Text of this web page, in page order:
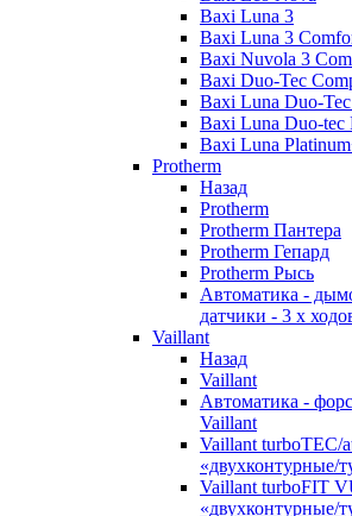
Baxi Luna 3
Baxi Luna 3
Baxi Nuvola 3
Baxi Duo-Tec
Baxi Luna Duo-
Baxi Luna Duo-tec
Baxi Luna
Protherm
Назад
Protherm
Protherm Пантера
Protherm Гепард
Protherm Рысь
Автоматика -
датчики - 3 х
Vaillant
Назад
Vaillant
Автоматика -
Vaillant
Vaillant turboTEC/
«двухконтурные/
Vaillant turboFIT
«двухконтурные/